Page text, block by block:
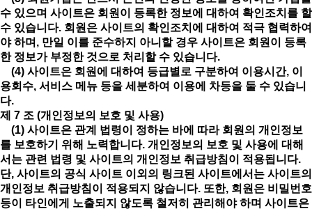
수 있으며 사이트은 회원이 등록한 정보에 대하여 확인조치를 할
수 있습니다. 회원은 사이트의 확인조치에 대하여 적극 협력하여
야 하며, 만일 이를 준수하지 아니할 경우 사이트은 회원이 등록
한 정보가 부정한 것으로 처리할 수 있습니다.
(4) 사이트은 회원에 대하여 등급별로 구분하여 이용시간, 이
용회수, 서비스 메뉴 등을 세분하여 이용에 차등을 둘 수 있습니
다.
제 7 조 (개인정보의 보호 및 사용)
(1) 사이트은 관계 법령이 정하는 바에 따라 회원의 개인정보
를 보호하기 위해 노력합니다. 개인정보의 보호 및 사용에 대해
서는 관련 법령 및 사이트의 개인정보 취급방침이 적용됩니다.
단, 사이트의 공식 사이트 이외의 링크된 사이트에서는 사이트의
개인정보 취급방침이 적용되지 않습니다. 또한, 회원은 비밀번호
등이 타인에게 노출되지 않도록 철저히 관리해야 하며 사이트은